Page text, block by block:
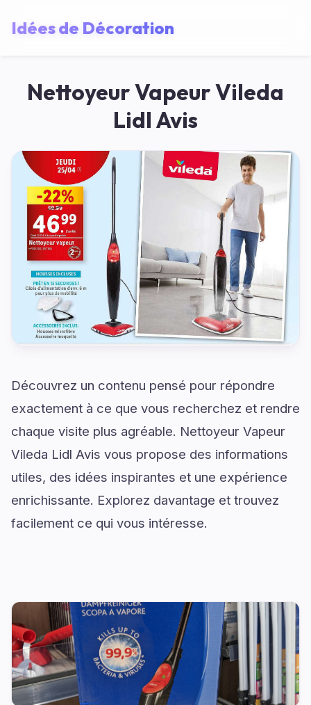
Idées de Décoration
Nettoyeur Vapeur Vileda
Lidl Avis
Découvrez un contenu pensé pour répondre
exactement à ce que vous recherchez et rendre
chaque visite plus agréable. Nettoyeur Vapeur
Vileda Lidl Avis vous propose des informations
utiles, des idées inspirantes et une expérience
enrichissante. Explorez davantage et trouvez
facilement ce qui vous intéresse.